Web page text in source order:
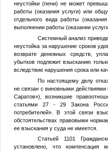
неустойки (пени) не может
работы (оказания услуги) или
отдельного вида работы
выполнении работы (оказании
Системный анализ
неустойка за нарушение сроков
возврате денежных средств,
убытков подлежит взысканию
вследствие нарушения срока или
По настоящему делу
не связан с виновными
Саратов»), возникшие
статьями 27 - 29 Закона
потребителей». В этой связи
обстоятельствах правовыми
ее взыскания у суда не имеется.
Статьей 1101
установлено, что компенсация